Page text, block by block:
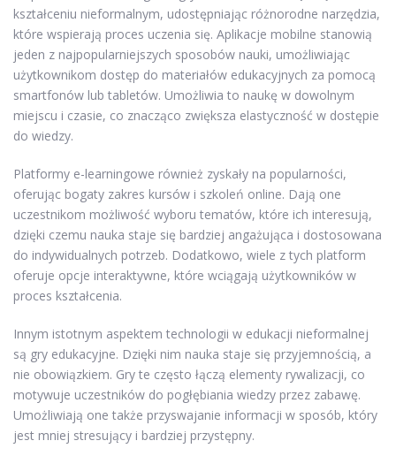
kształceniu nieformalnym, udostępniając różnorodne narzędzia,
które wspierają proces uczenia się. Aplikacje mobilne stanowią
jeden z najpopularniejszych sposobów nauki, umożliwiając
użytkownikom dostęp do materiałów edukacyjnych za pomocą
smartfonów lub tabletów. Umożliwia to naukę w dowolnym
miejscu i czasie, co znacząco zwiększa elastyczność w dostępie
do wiedzy.
Platformy e-learningowe również zyskały na popularności,
oferując bogaty zakres kursów i szkoleń online. Dają one
uczestnikom możliwość wyboru tematów, które ich interesują,
dzięki czemu nauka staje się bardziej angażująca i dostosowana
do indywidualnych potrzeb. Dodatkowo, wiele z tych platform
oferuje opcje interaktywne, które wciągają użytkowników w
proces kształcenia.
Innym istotnym aspektem technologii w edukacji nieformalnej
są gry edukacyjne. Dzięki nim nauka staje się przyjemnością, a
nie obowiązkiem. Gry te często łączą elementy rywalizacji, co
motywuje uczestników do pogłębiania wiedzy przez zabawę.
Umożliwiają one także przyswajanie informacji w sposób, który
jest mniej stresujący i bardziej przystępny.